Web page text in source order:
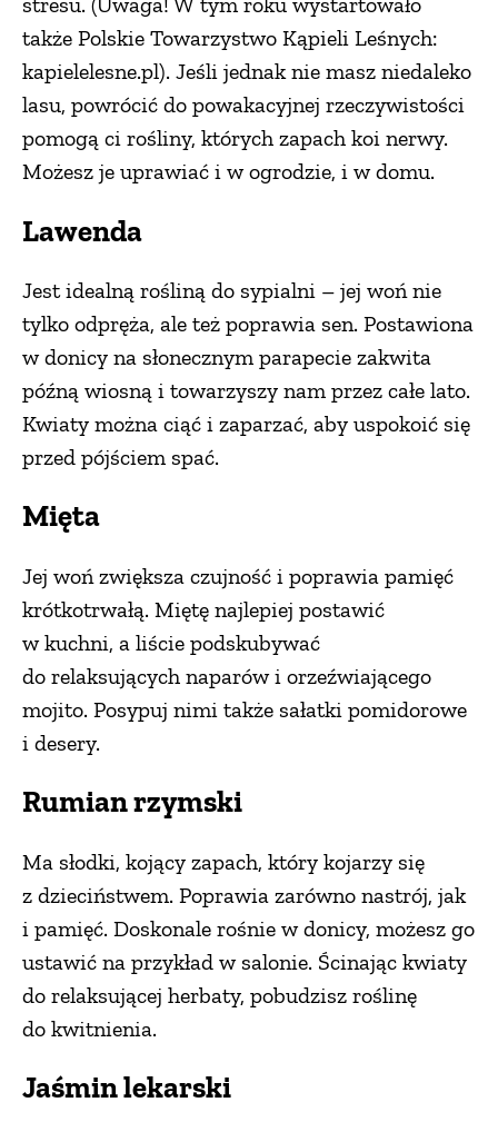
także Polskie Towarzystwo Kąpieli Leśnych:
kapielelesne.pl). Jeśli jednak nie masz niedaleko
lasu, powrócić do powakacyjnej rzeczywistości
pomogą ci rośliny, których zapach koi nerwy.
Możesz je uprawiać i w ogrodzie, i w domu.
Lawenda
Jest idealną rośliną do sypialni – jej woń nie
tylko odpręża, ale też poprawia sen. Postawiona
w donicy na słonecznym parapecie zakwita
późną wiosną i towarzyszy nam przez całe lato.
Kwiaty można ciąć i zaparzać, aby uspokoić się
przed pójściem spać.
Mięta
Jej woń zwiększa czujność i poprawia pamięć
krótkotrwałą. Miętę najlepiej postawić
w kuchni, a liście podskubywać
do relaksujących naparów i orzeźwiającego
mojito. Posypuj nimi także sałatki pomidorowe
i desery.
Rumian rzymski
Ma słodki, kojący zapach, który kojarzy się
z dzieciństwem. Poprawia zarówno nastrój, jak
i pamięć. Doskonale rośnie w donicy, możesz go
ustawić na przykład w salonie. Ścinając kwiaty
do relaksującej herbaty, pobudzisz roślinę
do kwitnienia.
Jaśmin lekarski
ŚNIADANIA
PRZYSTAWKI
ZUPY
CIASTA I DESERY
DODATKI
PRZETWORY